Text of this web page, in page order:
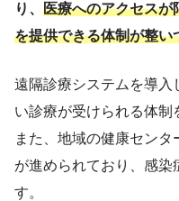
り、 医療へのアクセスが
を提供できる体制が整い
遠隔診療システムを導入
い診療が受けられる体制
また、地域の健康セン
が進められており、感染
す。